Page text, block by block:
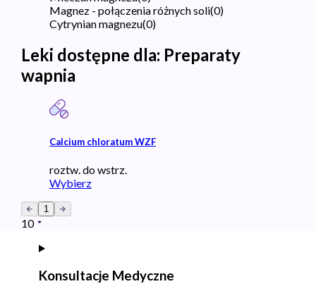
Magnez - połączenia różnych soli(0)
Cytrynian magnezu(0)
Leki dostępne dla: Preparaty
wapnia
Calcium chloratum WZF
roztw. do wstrz.
Wybierz
1
10
Konsultacje Medyczne